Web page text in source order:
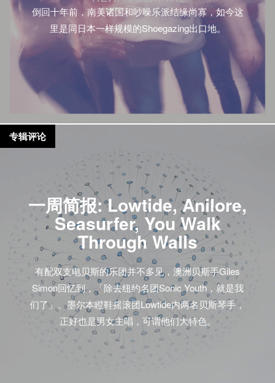
倒回十年前，南美诸国和吵噪乐派结缘尚寡，如今这
里是同日本一样规模的Shoegazing出口地。
一周简报: Lowtide, Anilore,
Seasurfer, You Walk
Through Walls
有配双支电贝斯的乐团并不多见，澳洲贝斯手Giles
Simon回忆到，「除去纽约名团Sonic Youth，就是我
们了」。墨尔本瞪鞋摇滚团Lowtide内两名贝斯琴手，
正好也是男女主唱，可谓他们大特色。
专辑评论